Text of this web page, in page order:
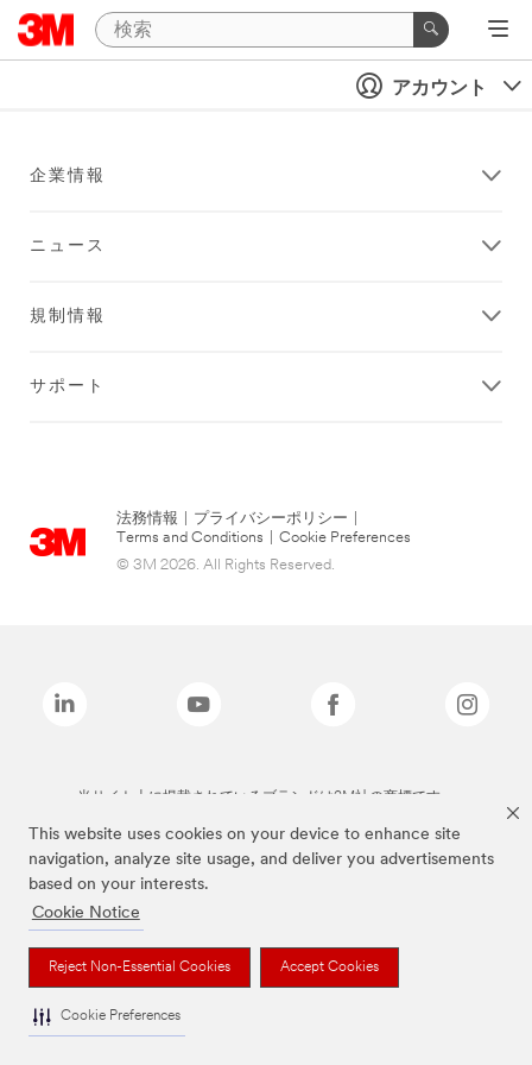
This website uses cookies on your device to enhance site
navigation, analyze site usage, and deliver you advertisements
based on your interests.
Cookie Notice
Reject Non-Essential Cookies Accept Cookies
Cookie Preferences
アカウント
企業情報
ニュース
規制情報
サポート
法務情報 プライバシーポリシー
Terms and Conditions
Cookie Preferences
© 3M 2026. All Rights Reserved.
当サイト上に掲載されているブランドは3M社の商標です。